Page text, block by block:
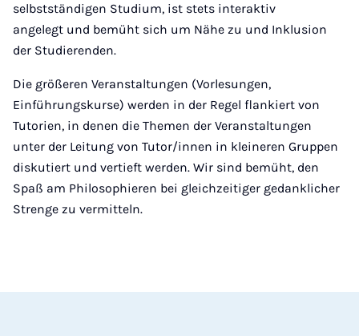
selbstständigen Studium, ist stets interaktiv
angelegt und bemüht sich um Nähe zu und Inklusion
der Studierenden.
Die größeren Veranstaltungen (Vorlesungen,
Einführungskurse) werden in der Regel flankiert von
Tutorien, in denen die Themen der Veranstaltungen
unter der Leitung von Tutor/innen in kleineren Gruppen
diskutiert und vertieft werden. Wir sind bemüht, den
Spaß am Philosophieren bei gleichzeitiger gedanklicher
Strenge zu vermitteln.